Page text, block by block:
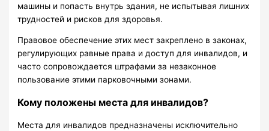
машины и попасть внутрь здания, не испытывая лишних
трудностей и рисков для здоровья.
Правовое обеспечение этих мест закреплено в законах,
регулирующих равные права и доступ для инвалидов, и
часто сопровождается штрафами за незаконное
пользование этими парковочными зонами.
Кому положены места для инвалидов?
Места для инвалидов предназначены исключительно